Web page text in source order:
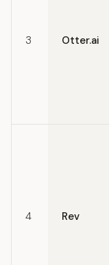
3 Otter.ai
4 Rev